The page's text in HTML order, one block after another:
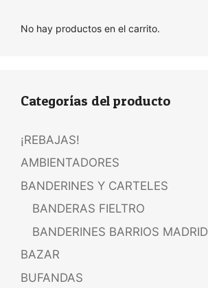
No hay productos en el carrito.
Categorías del producto
¡REBAJAS!
AMBIENTADORES
BANDERINES Y CARTELES
BANDERAS FIELTRO
BANDERINES BARRIOS MADRID
BAZAR
BUFANDAS